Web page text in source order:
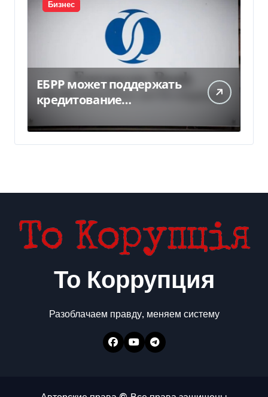
Бизнес
ЕБРР может поддержать
кредитование
300 млн евро — Delo.ua
То Коррупция
Разоблачаем правду, меняем систему